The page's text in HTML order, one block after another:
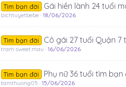
Tìm bạn đời Gái hiền lành 24 tuổi
bichtuyetbebe 18/06/2026
Tìm bạn đời Cô gái 27 tuổi Quận
tram.sweet.mau 16/06/2026
Tìm bạn đời Phụ nữ 36 tuổi tìm
tamthuong05 15/06/2026